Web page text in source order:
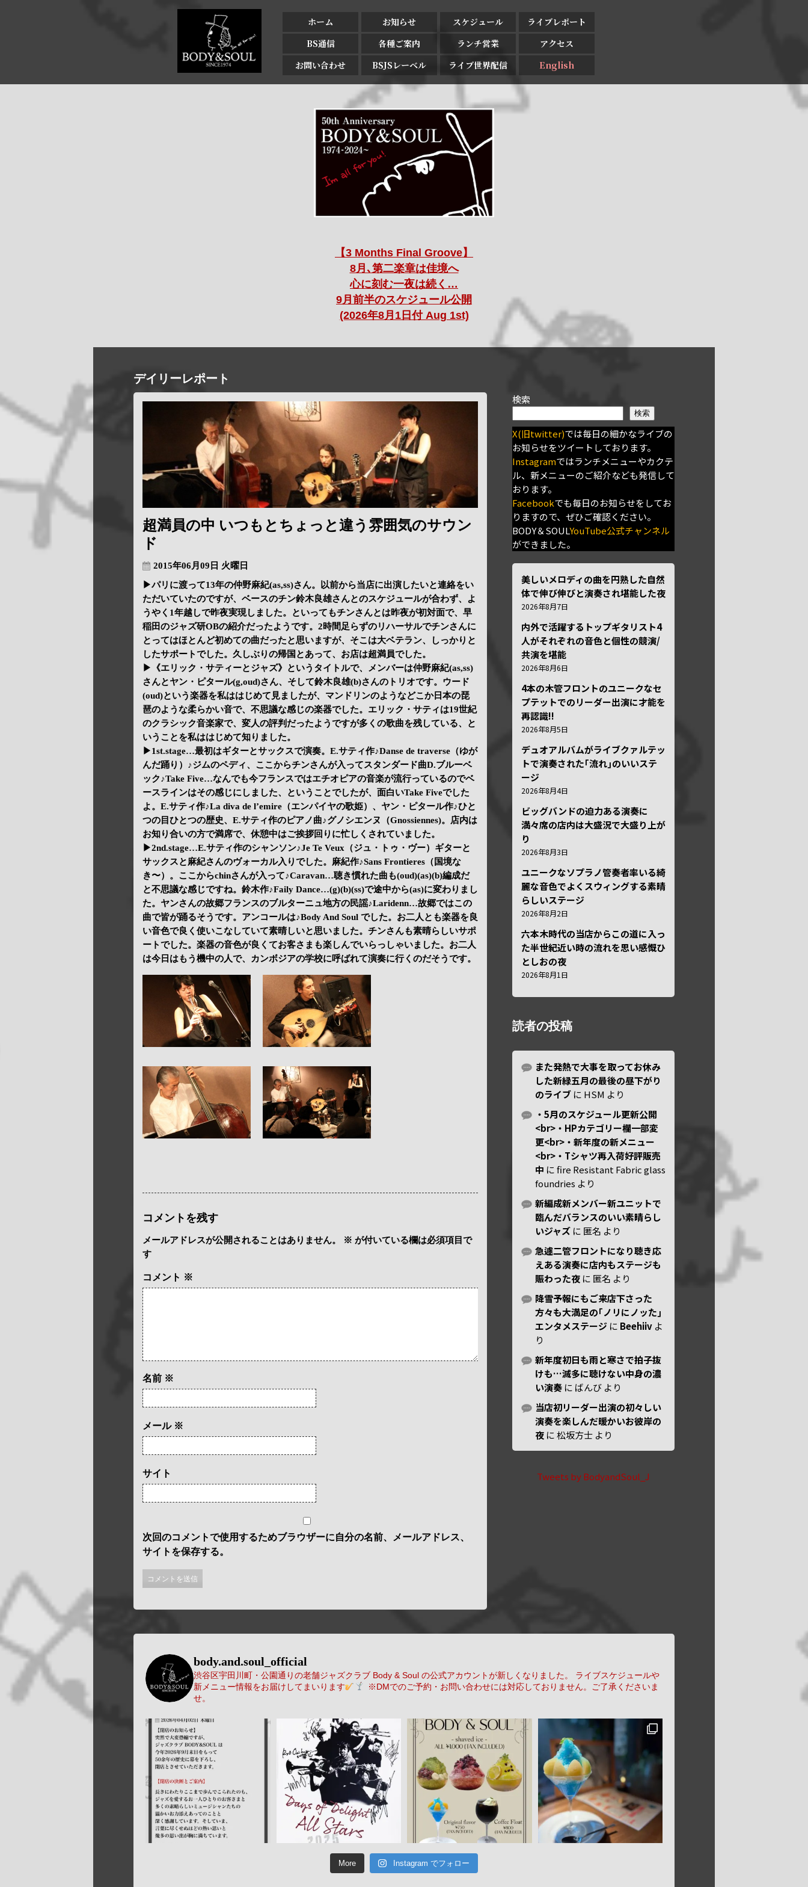
ホーム お知らせ スケジュール
ライブレポート
BS通信
各種ご案内 ランチ営業
アクセス
お問い合わせ
BSJSレーベル ライブ世界配信 English
【3 Months Final Groove】
8月､第二楽章は佳境へ
心に刻む一夜は続く…
9月前半のスケジュール公開
(2026年8月1日付 Aug 1st)
デイリーレポート
超満員の中 いつもとちょっと違う雰囲気のサウン
ド
2015年06月09日 火曜日
▶パリに渡って13年の仲野麻紀(as,ss)さん。以前から当店に出演したいと連絡をい
ただいていたのですが、ベースのチン鈴木良雄さんとのスケジュールが合わず、よ
うやく1年越しで昨夜実現しました。といってもチンさんとは昨夜が初対面で、早
稲田のジャズ研OBの紹介だったようです。2時間足らずのリハーサルでチンさんに
とってはほとんど初めての曲だったと思いますが、そこは大ベテラン、しっかりと
したサポートでした。久しぶりの帰国とあって、お店は超満員でした。
▶《エリック・サティーとジャズ》というタイトルで、メンバーは仲野麻紀(as,ss)
さんとヤン・ピタール(g,oud)さん、そして鈴木良雄(b)さんのトリオです。ウード
(oud)という楽器を私ははじめて見ましたが、マンドリンのようなどこか日本の琵
琶のような柔らかい音で、不思議な感じの楽器でした。エリック・サティは19世紀
のクラシック音楽家で、変人の評判だったようですが多くの歌曲を残している、と
いうことを私ははじめて知りました。
▶1st.stage…最初はギターとサックスで演奏。E.サティ作♪Danse de traverse（ゆが
んだ踊り）♪ジムのペディ、ここからチンさんが入ってスタンダード曲D.ブルーベ
ック♪Take Five…なんでも今フランスではエチオピアの音楽が流行っているのでベ
ースラインはその感じにしました、ということでしたが、面白いTake Fiveでした
よ。E.サティ作♪La diva de l’emire（エンパイヤの歌姫）、ヤン・ピタール作♪ひと
つの目ひとつの歴史、E.サティ作のピアノ曲♪グノシエンヌ（Gnossiennes)。店内は
お知り合いの方で満席で、休憩中はご挨拶回りに忙しくされていました。
▶2nd.stage…E.サティ作のシャンソン♪Je Te Veux（ジュ・トゥ・ヴー）ギターと
サックスと麻紀さんのヴォーカル入りでした。麻紀作♪Sans Frontieres（国境な
き〜）。ここからchinさんが入って♪Caravan…聴き慣れた曲も(oud)(as)(b)編成だ
と不思議な感じですね。鈴木作♪Faily Dance…(g)(b)(ss)で途中から(as)に変わりまし
た。ヤンさんの故郷フランスのブルターニュ地方の民謡♪Laridenn…故郷ではこの
曲で皆が踊るそうです。アンコールは♪Body And Soul でした。お二人とも楽器を良
い音色で良く使いこなしていて素晴しいと思いました。チンさんも素晴らしいサポ
ートでした。楽器の音色が良くてお客さまも楽しんでいらっしゃいました。お二人
は今日はもう機中の人で、カンボジアの学校に呼ばれて演奏に行くのだそうです。
コメントを残す
メールアドレスが公開されることはありません。 ※ が付いている欄は必須項目で
す
コメント ※
名前 ※
メール ※
サイト
次回のコメントで使用するためブラウザーに自分の名前、メールアドレス、
サイトを保存する。
検索
検索
X(旧twitter)では毎日の細かなライブの
お知らせをツイートしております。
Instagramではランチメニューやカクテ
ル、新メニューのご紹介なども発信して
おります。
Facebookでも毎日のお知らせをしてお
りますので、ぜひご確認ください。
BODY＆SOULYouTube公式チャンネル
ができました。
美しいメロディの曲を円熟した自然
体で伸び伸びと演奏され堪能した夜
2026年8月7日
内外で活躍するトップギタリスト4
人がそれぞれの音色と個性の競演/
共演を堪能
2026年8月6日
4本の木管フロントのユニークなセ
プテットでのリーダー出演に才能を
再認識!!
2026年8月5日
デュオアルバムがライブクァルテッ
トで演奏された｢流れ｣のいいステ
ージ
2026年8月4日
ビッグバンドの迫力ある演奏に
満々席の店内は大盛況で大盛り上が
り
2026年8月3日
ユニークなソプラノ管奏者率いる綺
麗な音色でよくスウィングする素晴
らしいステージ
2026年8月2日
六本木時代の当店からこの道に入っ
た半世紀近い時の流れを思い感慨ひ
としおの夜
2026年8月1日
読者の投稿
また発熱で大事を取ってお休み
した新緑五月の最後の昼下がり
のライブ に HSM より
・5月のスケジュール更新公開
<br>・HPカテゴリー欄一部変
更<br>・新年度の新メニュー
<br>・Tシャツ再入荷好評販売
中 にfire Resistant Fabric glass
foundries より
新編成新メンバー新ユニットで
臨んだバランスのいい素晴らし
いジャズ に 匿名 より
急遽二管フロントになり聴き応
えある演奏に店内もステージも
賑わった夜 に 匿名 より
降雪予報にもご来店下さった
方々も大満足の｢ノリにノッた｣
エンタメステージ に Beehiiv よ
り
新年度初日も雨と寒さで拍子抜
けも…滅多に聴けない中身の濃
い演奏 に ばんび より
当店初リーダー出演の初々しい
演奏を楽しんだ暖かいお彼岸の
夜 に松坂方士 より
Tweets by BodyandSoul_J
body.and.soul_official
渋谷区宇田川町・公園通りの老舗ジャズクラブ Body & Soul の公式アカウントが新しくなりました。
ライブスケジュールや
新メニュー情報をお届けしてまいります
※DMでのご予約・お問い合わせには対応しておりません。ご了承くださいま
せ。
More Instagram でフォロー